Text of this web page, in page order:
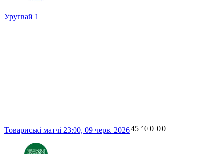
Уругвай 1
Товариські матчі 23:00, 09 черв. 202645 ʼ0 0 00